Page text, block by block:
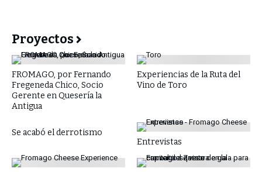
Proyectos
FROMAGO, por Fernando
Fregeneda Chico, Socio
Gerente en Quesería la
Antigua
Experiencias de la Ruta del
Vino de Toro
Se acabó el derrotismo
Entrevistas